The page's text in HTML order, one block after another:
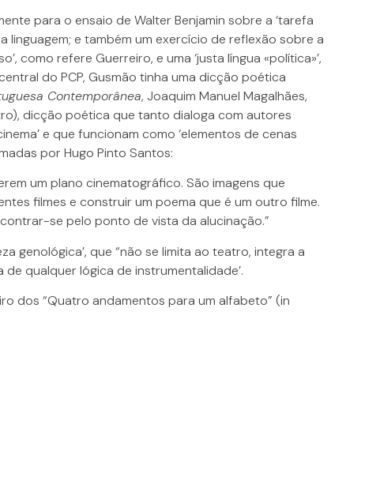
para o ensaio de Walter Benjamin sobre a ‘tarefa
e também um exercício de reflexão sobre a
como refere Guerreiro, e uma ‘justa língua «política»’,
do PCP, Gusmão tinha uma dicção poética
Contemporânea, Joaquim Manuel Magalhães,
dicção poética que tanto dialoga com autores
e que funcionam como ‘elementos de cenas
por Hugo Pinto Santos:
um plano cinematográfico. São imagens que
filmes e construir um poema que é um outro filme.
se pelo ponto de vista da alucinação.”
genológica’, que “não se limita ao teatro, integra a
qualquer lógica de instrumentalidade’.
dos “Quatro andamentos para um alfabeto” (in